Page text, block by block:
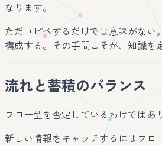
なります。
ただコピペするだけでは意味がない
構成する。その手間こそが、知識を
流れと蓄積のバランス
フロー型を否定しているわけではあ
新しい情報をキャッチするにはフロ